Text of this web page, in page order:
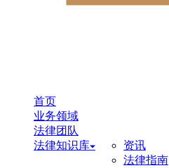
首页
业务领域
法律团队
法律知识库
资讯
法律指南